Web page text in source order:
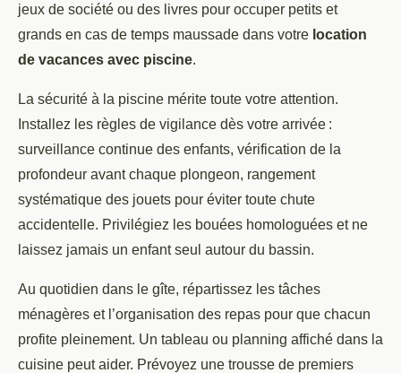
jeux de société ou des livres pour occuper petits et
grands en cas de temps maussade dans votre location
de vacances avec piscine.
La sécurité à la piscine mérite toute votre attention.
Installez les règles de vigilance dès votre arrivée :
surveillance continue des enfants, vérification de la
profondeur avant chaque plongeon, rangement
systématique des jouets pour éviter toute chute
accidentelle. Privilégiez les bouées homologuées et ne
laissez jamais un enfant seul autour du bassin.
Au quotidien dans le gîte, répartissez les tâches
ménagères et l’organisation des repas pour que chacun
profite pleinement. Un tableau ou planning affiché dans la
cuisine peut aider. Prévoyez une trousse de premiers